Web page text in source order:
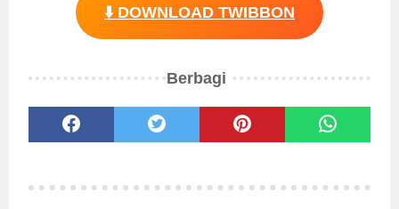
⬇️ DOWNLOAD TWIBBON
Berbagi